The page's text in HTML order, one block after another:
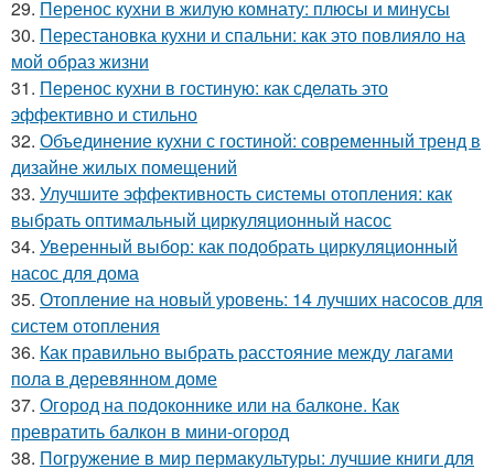
29. Перенос кухни в жилую комнату: плюсы и минусы
30. Перестановка кухни и спальни: как это повлияло на
мой образ жизни
31. Перенос кухни в гостиную: как сделать это
эффективно и стильно
32. Объединение кухни с гостиной: современный тренд в
дизайне жилых помещений
33. Улучшите эффективность системы отопления: как
выбрать оптимальный циркуляционный насос
34. Уверенный выбор: как подобрать циркуляционный
насос для дома
35. Отопление на новый уровень: 14 лучших насосов для
систем отопления
36. Как правильно выбрать расстояние между лагами
пола в деревянном доме
37. Огород на подоконнике или на балконе. Как
превратить балкон в мини-огород
38. Погружение в мир пермакультуры: лучшие книги для